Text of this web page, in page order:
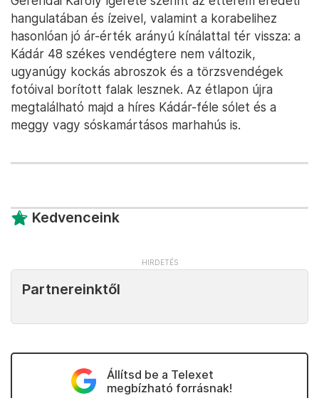
hangulatában és ízeivel, valamint a korabelihez
hasonlóan jó ár-érték arányú kínálattal tér vissza: a
Kádár 48 székes vendégtere nem változik,
ugyanúgy kockás abroszok és a törzsvendégek
fotóival borított falak lesznek. Az étlapon újra
megtalálható majd a híres Kádár-féle sólet és a
meggy vagy sóskamártásos marhahús is.
Kedvenceink
Partnereinktől
Állítsd be a Telexet
megbízható forrásnak!